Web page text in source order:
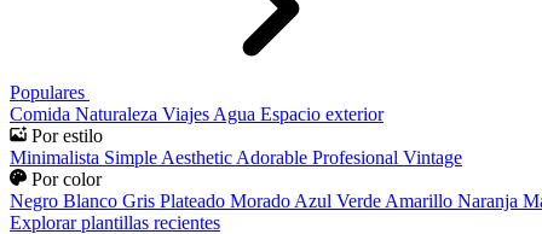
Populares
Comida Naturaleza Viajes Agua Espacio exterior
Por estilo
Minimalista Simple Aesthetic Adorable Profesional Vintage
Por color
Negro Blanco Gris Plateado Morado Azul Verde Amarillo Naranja
Explorar plantillas recientes